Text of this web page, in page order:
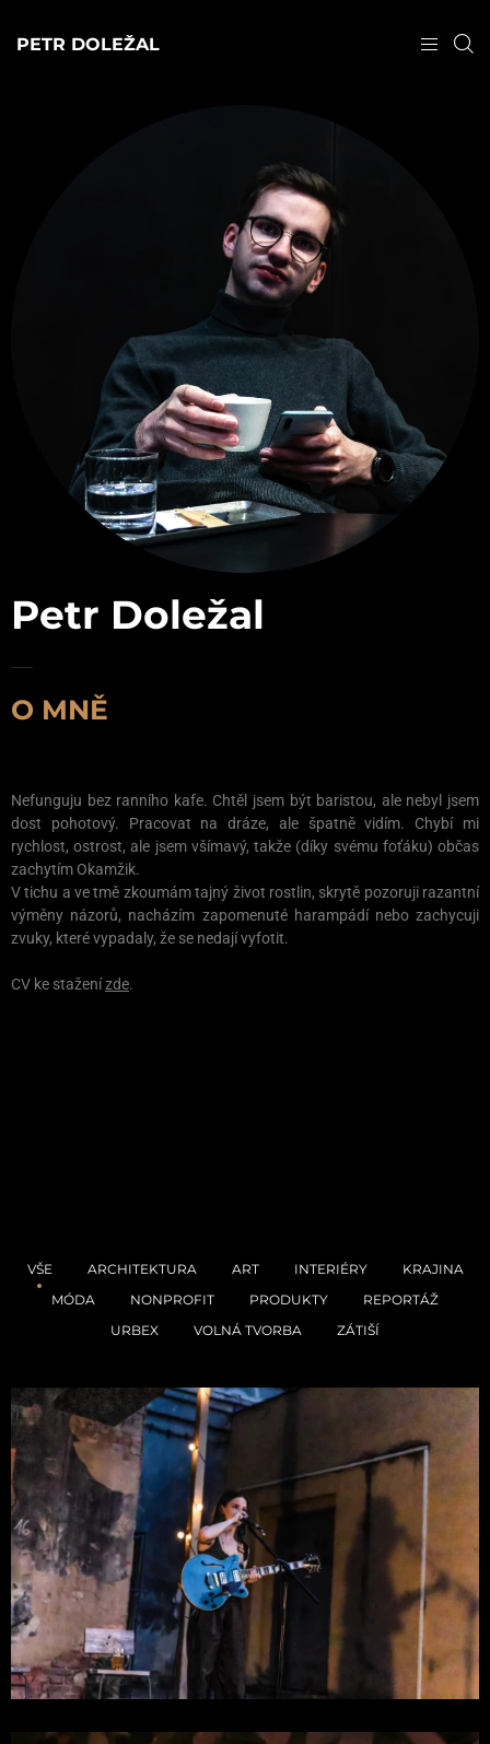
PETR DOLEŽAL
Petr Doležal
O MNĚ
Nefunguju bez ranního kafe. Chtěl jsem být baristou, ale nebyl jsem
dost pohotový. Pracovat na dráze, ale špatně vidím. Chybí mi
rychlost, ostrost, ale jsem všímavý, takže (díky svému foťáku) občas
zachytím Okamžik.
V tichu a ve tmě zkoumám tajný život rostlin, skrytě pozoruji razantní
výměny názorů, nacházím zapomenuté harampádí nebo zachycuji
zvuky, které vypadaly, že se nedají vyfotit.
CV ke staženízde.
VŠE ARCHITEKTURA ART INTERIÉRY
KRAJINA
MÓDA
NONPROFIT PRODUKTY
REPORTÁŽ
URBEX
VOLNÁ TVORBA ZÁTIŠÍ